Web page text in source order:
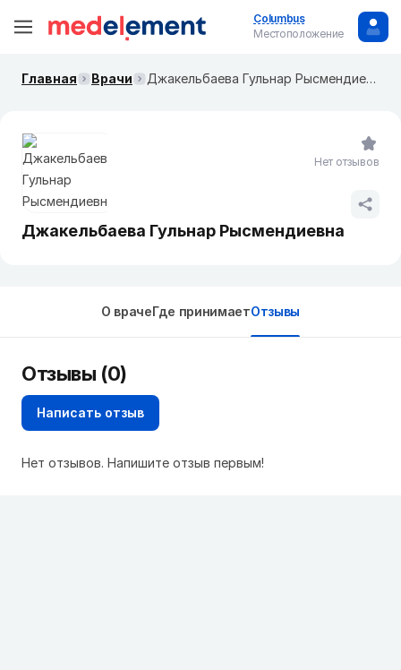
Columbus
Местоположение
Главная Врачи Джакельбаева Гульнар Рысмендиевна
Джакельбаева Гульнар Рысмендиевна
Нет отзывов
О врачеГде принимаетОтзывы
Отзывы (0)
Написать отзыв
Нет отзывов. Напишите отзыв первым!